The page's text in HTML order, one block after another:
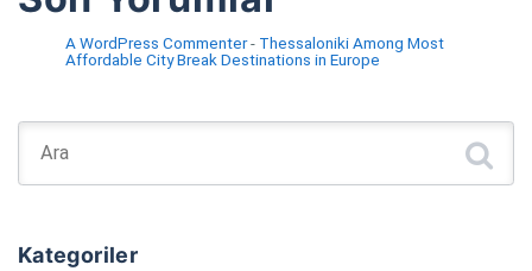
A WordPress Commenter- Thessaloniki Among Most
Affordable City Break Destinations in Europe
Kategoriler